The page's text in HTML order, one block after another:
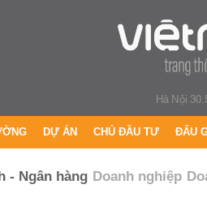
Hà Nội
DỰ ÁN CHỦ ĐẦU TƯ ĐẤU
- Ngân hàng Doanh nghiệp